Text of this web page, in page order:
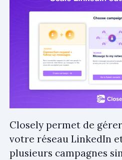
Closely permet de
votre réseau LinkedIn
plusieurs campagnes